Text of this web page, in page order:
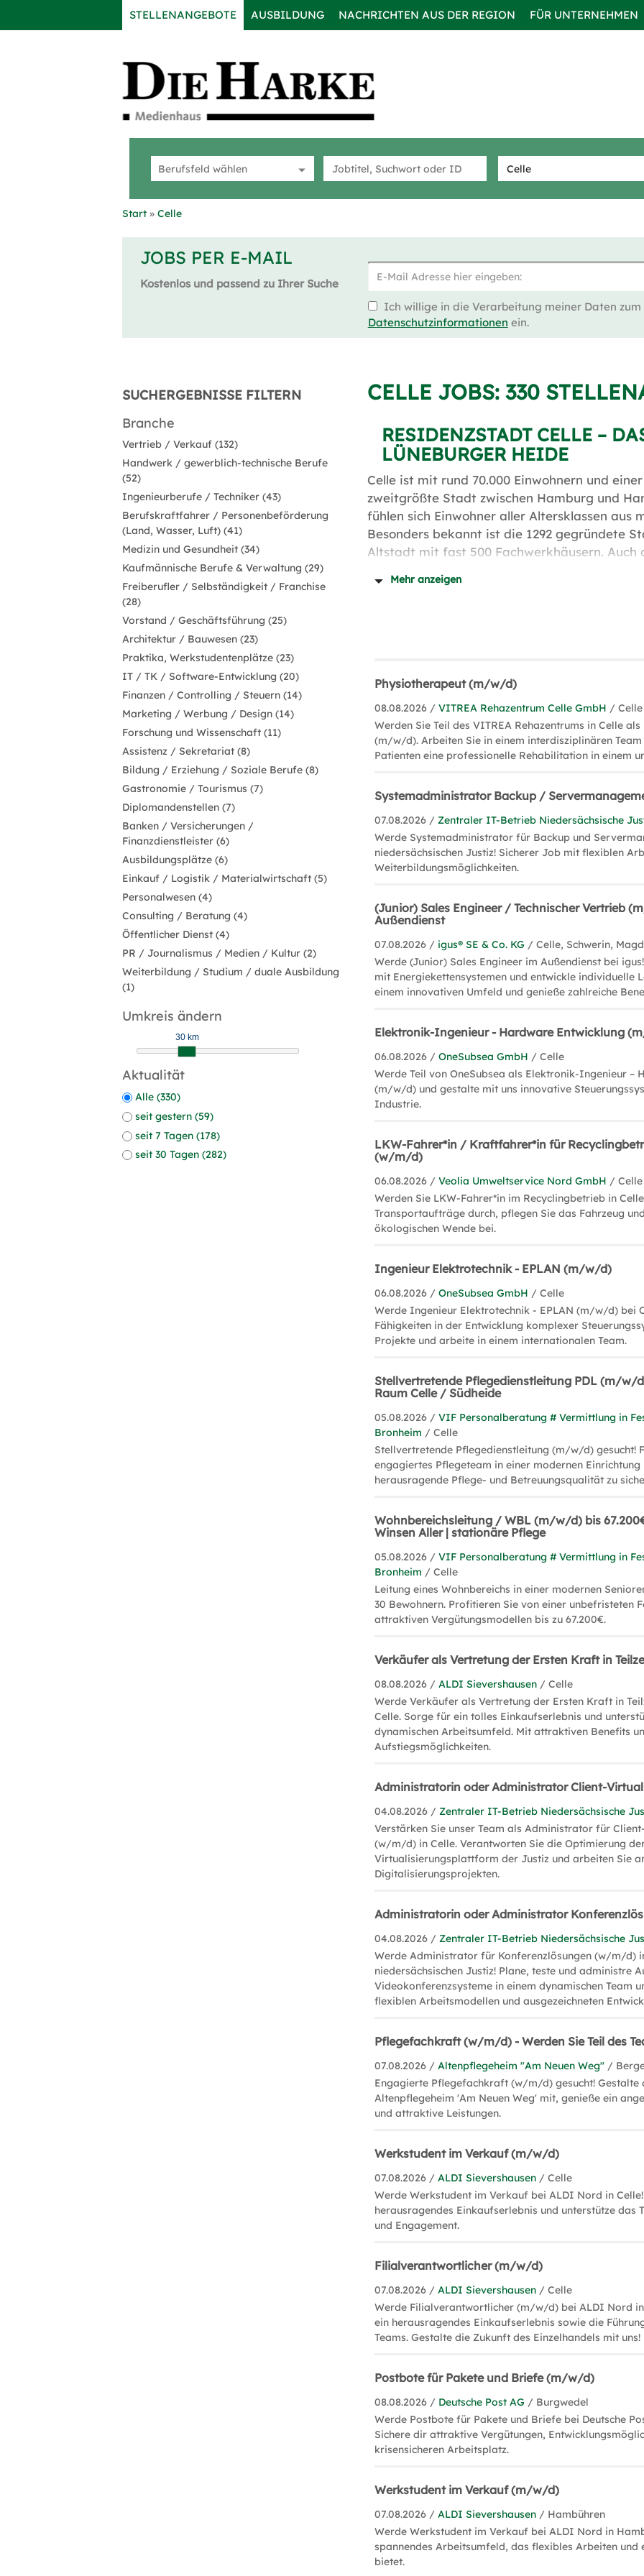
STELLENANGEBOTE AUSBILDUNG NACHRICHTEN AUS DER REGION FÜR UNTERNEHMEN
Start Celle
JOBS PER E-MAIL
Kostenlos und passend zu Ihrer Suche
Ich willige in die Verarbeitung meiner Daten
Datenschutzinformationen ein.
SUCHERGEBNISSE FILTERN
Branche
Vertrieb / Verkauf (132)
Handwerk / gewerblich-technische Berufe
(52)
Ingenieurberufe / Techniker (43)
Berufskraftfahrer / Personenbeförderung
(Land, Wasser, Luft) (41)
Medizin und Gesundheit (34)
Kaufmännische Berufe & Verwaltung (29)
Freiberufler / Selbständigkeit / Franchise
(28)
Vorstand / Geschäftsführung (25)
Architektur / Bauwesen (23)
Praktika, Werkstudentenplätze (23)
IT / TK / Software-Entwicklung (20)
Finanzen / Controlling / Steuern (14)
Marketing / Werbung / Design (14)
Forschung und Wissenschaft (11)
Assistenz / Sekretariat (8)
Bildung / Erziehung / Soziale Berufe (8)
Gastronomie / Tourismus (7)
Diplomandenstellen (7)
Banken / Versicherungen /
Finanzdienstleister (6)
Ausbildungsplätze (6)
Einkauf / Logistik / Materialwirtschaft (5)
Personalwesen (4)
Consulting / Beratung (4)
Öffentlicher Dienst (4)
PR / Journalismus / Medien / Kultur (2)
Weiterbildung / Studium / duale Ausbildung
(1)
Umkreis ändern
30 km
Aktualität
Alle (330)
seit gestern (59)
seit 7 Tagen (178)
seit 30 Tagen (282)
CELLE JOBS: 330
RESIDENZSTADT CELLE –
LÜNEBURGER HEIDE
Celle ist mit rund 70.000 Einwohnern und
zweitgrößte Stadt zwischen Hamburg und
fühlen sich Einwohner aller Altersklassen aus
Besonders bekannt ist die 1292 gegründete
Altstadt mit fast 500 Fachwerkhäusern. Auch
Lüneburger Heide punktet Celle zudem mit
JOBS UND
Ein bedeutender Wirtschaftsfaktor ist der
Erdgasbohrindustrie und der Maschinen- und
Schwerpunkte. Regionale und internationale
Größenordnung wie die Barilla Wasa
Halliburton, Möbel Wallach oder Moeck
Niedersächsischen Justizministeriums, dem
Justizeinrichtungen in Celle. Dank wichtigen
Landesstraßen, gut ausgebautem
Flughafen Hannover-Langenhagen verfügt
CELLE BIETET ZAHLREICHE
In Celle gibt es insgesamt 16 Grundschulen,
Oberschulen und sechs Gymnasien. Auch
Schulen und mehrere Förderschulen mit
unter anderem die Fachhochschule der
Landesfeuerwehrschule und die
sich das Forschungszentrum für
der Technischen Universität Clausthal mit
das Celler Stadtleben erfahren Besucher in
sprechenden Straßenlaternen.
IN CELLE TRIFFT
Die von zahlreichen Fachwerkhäusern
Besucher in vergangene Zeiten. Historisches
Celle, welches zu Deutschlands ältesten
Konzerten, Festivals und Stadtfesten lässt
der Stadt erleben. Das kulturelle Angebot
Stunden am Tag geöffnete Kunstmuseum
das Stadtarchiv und die Stadtbibliothek.
als 24.000 Sportbegeisterte in über 80
wie die Kräuterliköre ‚Ratzeputz‘ und ‚Alter
sowie das Celler Bier sind auch über die
WEITERFÜHRENDE LINKS:
Alle Infos aus und über Celle:https://
Urlaub machen in Celle:
https://www.celle-
celle.de/
Die Lüneburger Heide entdecken:
Mehr anzeigen
Physiotherapeut (m/w/d)
08.08.2026 /VITREA Rehazentrum Celle GmbH / Celle
Werden Sie Teil des VITREA Rehazentrums in Celle
(m/w/d). Arbeiten Sie in einem interdisziplinären Team
Patienten eine professionelle Rehabilitation in einem
Systemadministrator Backup /
07.08.2026 /Zentraler IT-Betrieb Niedersächsische
Werde Systemadministrator für Backup und
niedersächsischen Justiz! Sicherer Job mit flexiblen
Weiterbildungsmöglichkeiten.
(Junior) Sales Engineer / Technischer Vertrieb
Außendienst
07.08.2026 / igus® SE & Co. KG / Celle, Schwerin,
Werde (Junior) Sales Engineer im Außendienst bei
mit Energiekettensystemen und entwickle individuelle
einem innovativen Umfeld und genieße zahlreiche
Elektronik-Ingenieur - Hardware Entwicklung
06.08.2026 /OneSubsea GmbH / Celle
Werde Teil von OneSubsea als Elektronik-Ingenieur –
(m/w/d) und gestalte mit uns innovative
Industrie.
LKW-Fahrer*in / Kraftfahrer*in für
(w/m/d)
06.08.2026 /Veolia Umweltservice Nord GmbH / Celle
Werden Sie LKW-Fahrer*in im Recyclingbetrieb in
Transportaufträge durch, pflegen Sie das Fahrzeug
ökologischen Wende bei.
Ingenieur Elektrotechnik - EPLAN (m/w/d)
06.08.2026 /OneSubsea GmbH / Celle
Werde Ingenieur Elektrotechnik - EPLAN (m/w/d) bei
Fähigkeiten in der Entwicklung komplexer
Projekte und arbeite in einem internationalen Team.
Stellvertretende Pflegedienstleitung PDL (m/w/
Raum Celle / Südheide
05.08.2026 /VIF Personalberatung # Vermittlung in
Bronheim / Celle
Stellvertretende Pflegedienstleitung (m/w/d) gesucht!
engagiertes Pflegeteam in einer modernen Einrichtung
herausragende Pflege- und Betreuungsqualität zu
Wohnbereichsleitung / WBL (m/w/d) bis
Winsen Aller | stationäre Pflege
05.08.2026 /VIF Personalberatung # Vermittlung in
Bronheim / Celle
Leitung eines Wohnbereichs in einer modernen
30 Bewohnern. Profitieren Sie von einer unbefristeten
attraktiven Vergütungsmodellen bis zu 67.200€.
Verkäufer als Vertretung der Ersten Kraft in
08.08.2026 /ALDI Sievershausen / Celle
Werde Verkäufer als Vertretung der Ersten Kraft in
Celle. Sorge für ein tolles Einkaufserlebnis und
dynamischen Arbeitsumfeld. Mit attraktiven Benefits
Aufstiegsmöglichkeiten.
Administratorin oder Administrator Client-
04.08.2026 /Zentraler IT-Betrieb Niedersächsische
Verstärken Sie unser Team als Administrator für
(w/m/d) in Celle. Verantworten Sie die Optimierung
Virtualisierungsplattform der Justiz und arbeiten Sie
Digitalisierungsprojekten.
Administratorin oder Administrator
04.08.2026 /Zentraler IT-Betrieb Niedersächsische
Werde Administrator für Konferenzlösungen (w/m/d)
niedersächsischen Justiz! Plane, teste und administre
Videokonferenzsysteme in einem dynamischen Team
flexiblen Arbeitsmodellen und ausgezeichneten
Pflegefachkraft (w/m/d) - Werden Sie Teil des
07.08.2026 /Altenpflegeheim "Am Neuen Weg" /
Engagierte Pflegefachkraft (w/m/d) gesucht! Gestalte
Altenpflegeheim 'Am Neuen Weg' mit, genieße ein
und attraktive Leistungen.
Werkstudent im Verkauf (m/w/d)
07.08.2026 /ALDI Sievershausen / Celle
Werde Werkstudent im Verkauf bei ALDI Nord in
herausragendes Einkaufserlebnis und unterstütze das
und Engagement.
Filialverantwortlicher (m/w/d)
07.08.2026 /ALDI Sievershausen / Celle
Werde Filialverantwortlicher (m/w/d) bei ALDI Nord
ein herausragendes Einkaufserlebnis sowie die
Teams. Gestalte die Zukunft des Einzelhandels mit uns!
Postbote für Pakete und Briefe (m/w/d)
08.08.2026 / Deutsche Post AG / Burgwedel
Werde Postbote für Pakete und Briefe bei Deutsche
Sichere dir attraktive Vergütungen,
krisensicheren Arbeitsplatz.
Werkstudent im Verkauf (m/w/d)
07.08.2026 /ALDI Sievershausen / Hambühren
Werde Werkstudent im Verkauf bei ALDI Nord in
spannendes Arbeitsumfeld, das flexibles Arbeiten und
bietet.